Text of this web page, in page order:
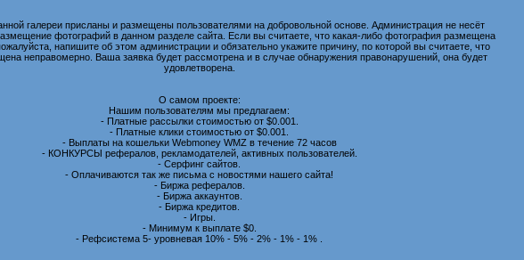
галереи присланы и размещены пользователями на добровольной основе. Администрация не несёт
фотографий в данном разделе сайта. Если вы считаете, что какая-либо фотография размещена
напишите об этом администрации и обязательно укажите причину, по которой вы считаете, что
неправомерно. Ваша заявка будет рассмотрена и в случае обнаружения правонарушений, она будет
удовлетворена.
О самом проекте:
Нашим пользователям мы предлагаем:
- Платные рассылки стоимостью от $0.001.
- Платные клики стоимостью от $0.001.
- Выплаты на кошельки Webmoney WMZ в течение 72 часов
- КОНКУРСЫ рефералов, рекламодателей, активных пользователей.
- Серфинг сайтов.
- Оплачиваются так же письма с новостями нашего сайта!
- Биржа рефералов.
- Биржа аккаунтов.
- Биржа кредитов.
- Игры.
- Минимум к выплате $0.
- Рефсистема 5- уровневая 10% - 5% - 2% - 1% - 1% .